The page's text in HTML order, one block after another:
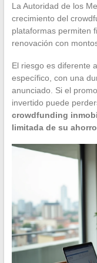
La Autoridad de los
crecimiento del
plataformas permiten
renovación con
El riesgo es diferente
específico, con una
anunciado. Si el
invertido puede
crowdfunding
limitada de su ahorro